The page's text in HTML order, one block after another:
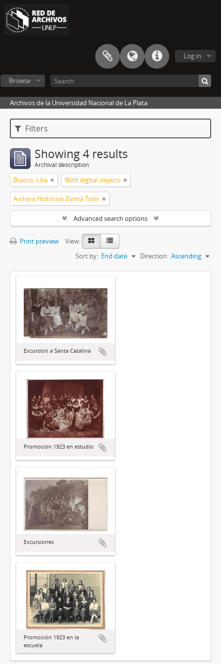
Log in
Browse
Archivos de la Universidad Nacional de La Plata
Filters
Showing 4 results
Archival description
Bracco, Lilia With digital objects
Archivo Histórico Zulma Totis
Advanced search options
Print preview
View:
Sort by: End date Direction: Ascending
Excursión a Santa Catalina
Promoción 1923 en estudio
Excursiones
Promoción 1923 en la
escuela